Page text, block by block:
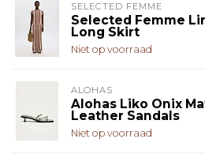
SELECTED FEMME
Selected Femme
Long Skirt
Niet op voorraad
ALOHAS
Alohas Liko Onix
Leather Sandals
Niet op voorraad